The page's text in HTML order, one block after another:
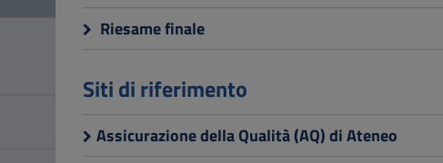
Riesame finale
Siti di riferimento
Assicurazione della Qualità (AQ) di Ateneo